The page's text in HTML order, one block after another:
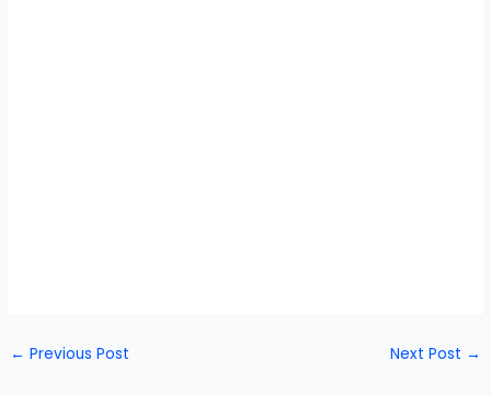
← Previous Post Next Post →